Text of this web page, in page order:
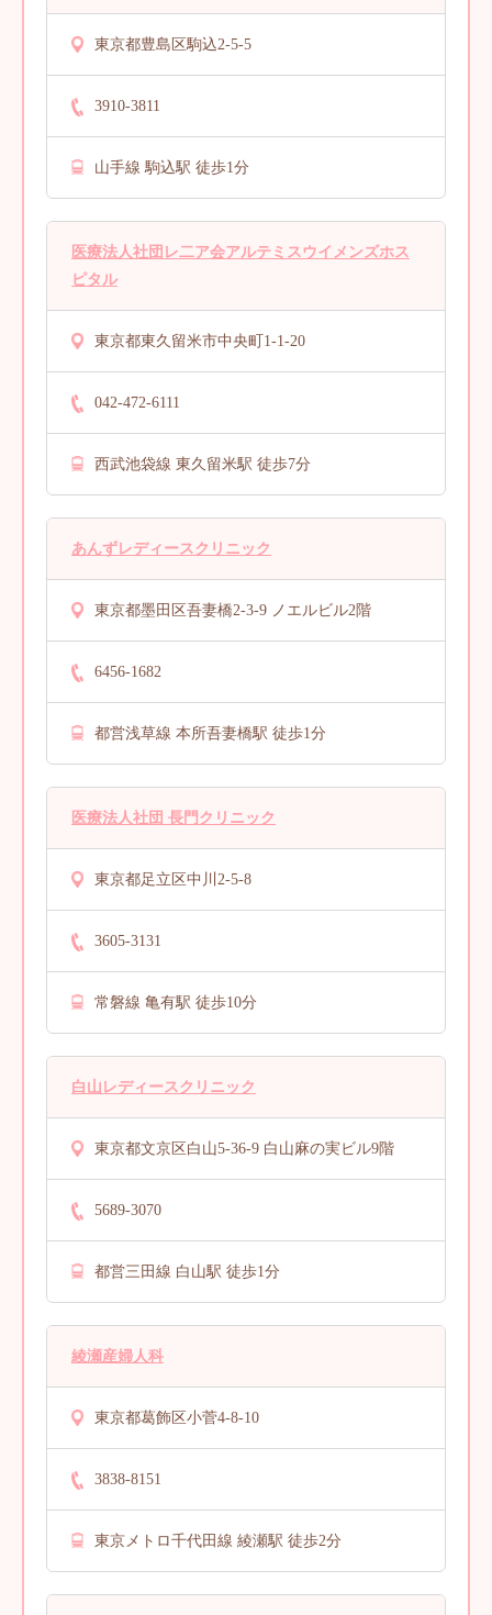
東京都豊島区駒込2-5-5
3910-3811
山手線 駒込駅 徒歩1分
医療法人社団レ二ア会アルテミスウイメンズホス
ピタル
東京都東久留米市中央町1-1-20
042-472-6111
西武池袋線 東久留米駅 徒歩7分
あんずレディースクリニック
東京都墨田区吾妻橋2-3-9 ノエルビル2階
6456-1682
都営浅草線 本所吾妻橋駅 徒歩1分
医療法人社団 長門クリニック
東京都足立区中川2-5-8
3605-3131
常磐線 亀有駅 徒歩10分
白山レディースクリニック
東京都文京区白山5-36-9 白山麻の実ビル9階
5689-3070
都営三田線 白山駅 徒歩1分
綾瀬産婦人科
東京都葛飾区小菅4-8-10
3838-8151
東京メトロ千代田線 綾瀬駅 徒歩2分